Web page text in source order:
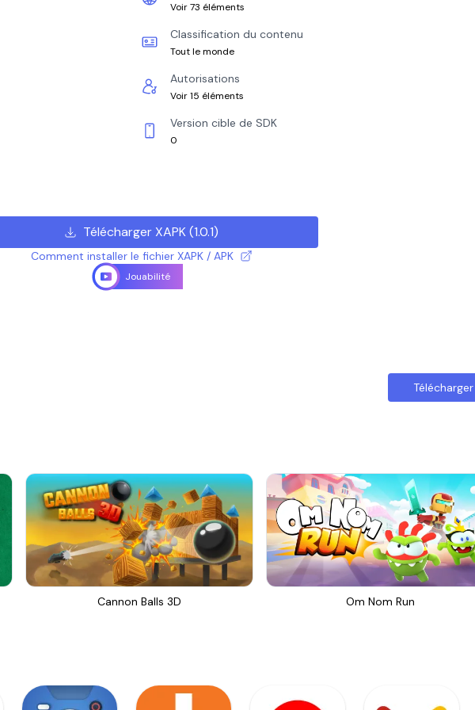
Voir 73 éléments
Classification du contenu
Tout le monde
Autorisations
Voir 15 éléments
Version cible de SDK
0
Télécharger XAPK(1.0.1)
Comment installer le fichier XAPK / APK
Jouabilité
Télécharger
Cannon Balls 3D Om Nom Run